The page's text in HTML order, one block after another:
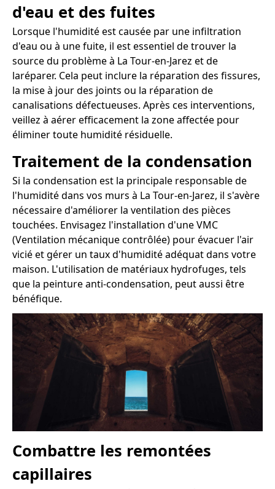
d'eau et des fuites
Lorsque l'humidité est causée par une infiltration
d'eau ou à une fuite, il est essentiel de trouver la
source du problème à La Tour-en-Jarez et de
laréparer. Cela peut inclure la réparation des fissures,
la mise à jour des joints ou la réparation de
canalisations défectueuses. Après ces interventions,
veillez à aérer efficacement la zone affectée pour
éliminer toute humidité résiduelle.
Traitement de la condensation
Si la condensation est la principale responsable de
l'humidité dans vos murs à La Tour-en-Jarez, il s'avère
nécessaire d'améliorer la ventilation des pièces
touchées. Envisagez l'installation d'une VMC
(Ventilation mécanique contrôlée) pour évacuer l'air
vicié et gérer un taux d'humidité adéquat dans votre
maison. L'utilisation de matériaux hydrofuges, tels
que la peinture anti-condensation, peut aussi être
bénéfique.
Combattre les remontées
capillaires